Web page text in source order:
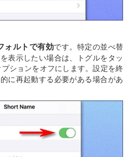
ォルトで有効です。特定の並べ替
表示したい場合は、トグルをタッ
プションをオフにします。設定を終
に再起動する必要がある場合があ